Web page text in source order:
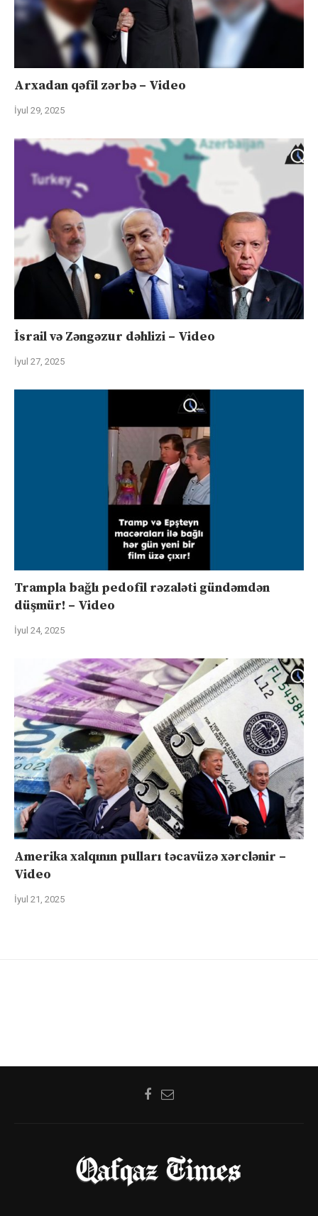
Arxadan qəfil zərbə – Video
İyul 29, 2025
İsrail və Zəngəzur dəhlizi – Video
İyul 27, 2025
Trampla bağlı pedofil rəzaləti gündəmdən
düşmür! – Video
İyul 24, 2025
Amerika xalqının pulları təcavüzə xərclənir –
Video
İyul 21, 2025